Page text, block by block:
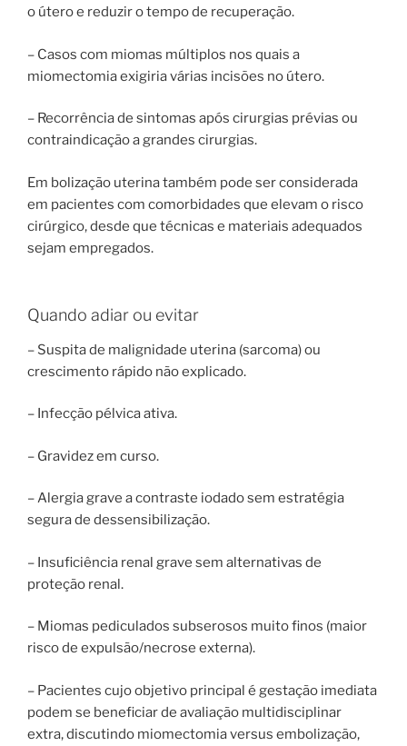
o útero e reduzir o tempo de recuperação.
– Casos com miomas múltiplos nos quais a
miomectomia exigiria várias incisões no útero.
– Recorrência de sintomas após cirurgias prévias ou
contraindicação a grandes cirurgias.
Em bolização uterina também pode ser considerada
em pacientes com comorbidades que elevam o risco
cirúrgico, desde que técnicas e materiais adequados
sejam empregados.
Quando adiar ou evitar
– Suspita de malignidade uterina (sarcoma) ou
crescimento rápido não explicado.
– Infecção pélvica ativa.
– Gravidez em curso.
– Alergia grave a contraste iodado sem estratégia
segura de dessensibilização.
– Insuficiência renal grave sem alternativas de
proteção renal.
– Miomas pediculados subserosos muito finos (maior
risco de expulsão/necrose externa).
– Pacientes cujo objetivo principal é gestação imediata
podem se beneficiar de avaliação multidisciplinar
extra, discutindo miomectomia versus embolização,